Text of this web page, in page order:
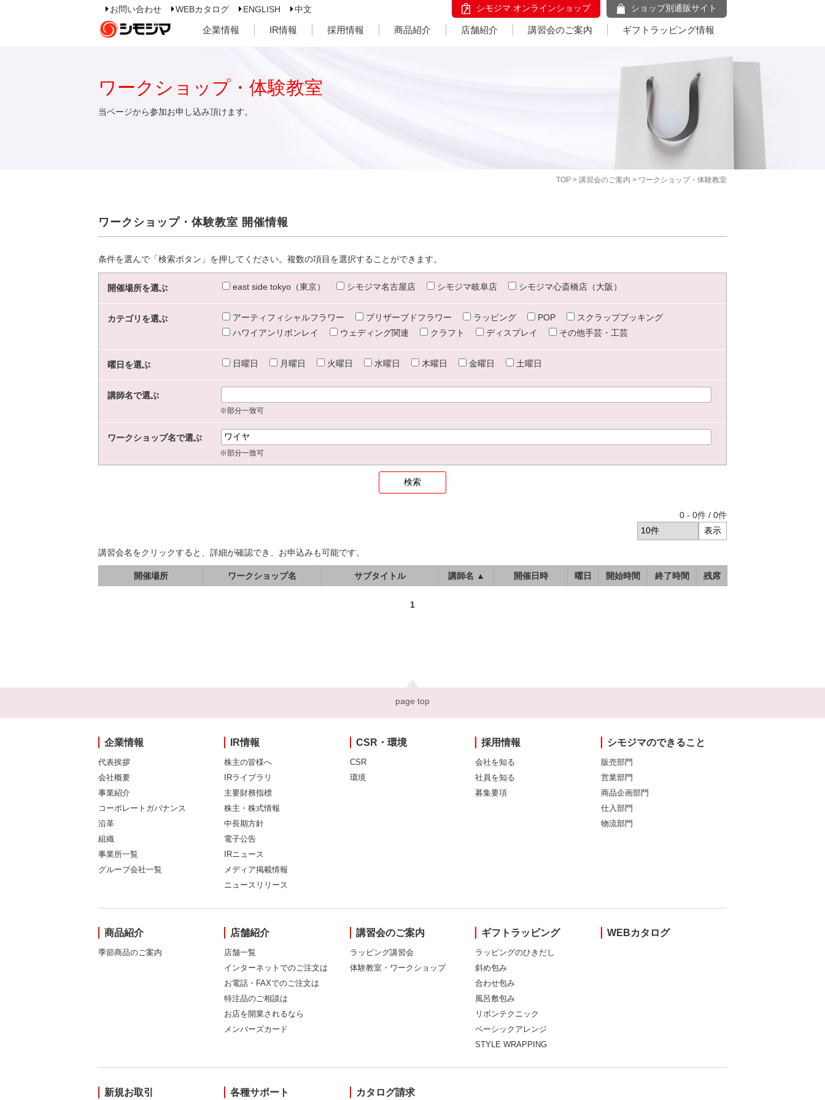
お問い合わせ WEBカタログ ENGLISH 中文 シモジマ オンラインショップ ショップ別通販サイト
企業情報 IR情報 採用情報 商品紹介 店舗紹介 講習会のご案内 ギフトラッピング情報
TOP > 講習会のご案内 > ワークショップ・体験教室
ワークショップ・体験教室
当ページから参加お申し込み頂けます。
ワークショップ・体験教室 開催情報
条件を選んで「検索ボタン」を押してください。複数の項目を選択することができます。
開催場所を選ぶ east side tokyo（東京） シモジマ名古屋店 シモジマ岐阜店 シモジマ心斎橋店（大阪）
カテゴリを選ぶ アーティフィシャルフラワー プリザーブドフラワー ラッピング POP
スクラップブッキング
ハワイアンリボンレイ
ウェディング関連 クラフト ディスプレイ その他手芸・工芸
曜日を選ぶ 日曜日 月曜日 火曜日 水曜日 木曜日 金曜日 土曜日
講師名で選ぶ
※部分一致可
ワークショップ名で選ぶ
※部分一致可
0 - 0件 / 0件
講習会名をクリックすると、詳細が確認でき、お申込みも可能です。
開催場所 ワークショップ名 サブタイトル 講師名 ▲ 開催日時 曜日 開始時間 終了時間 残席
1
page top
企業情報
代表挨拶
会社概要
事業紹介
コーポレートガバナンス
沿革
組織
事業所一覧
グループ会社一覧
IR情報
株主の皆様へ
IRライブラリ
主要財務指標
株主・株式情報
中長期方針
電子公告
IRニュース
メディア掲載情報
ニュースリリース
CSR・環境
CSR
環境
採用情報
会社を知る
社員を知る
募集要項
シモジマのできること
販売部門
営業部門
商品企画部門
仕入部門
物流部門
商品紹介
季節商品のご案内
店舗紹介
店舗一覧
インターネットでのご注文は
お電話・FAXでのご注文は
特注品のご相談は
お店を開業されるなら
メンバーズカード
講習会のご案内
ラッピング講習会
体験教室・ワークショップ
ギフトラッピング
ラッピングのひきだし
斜め包み
合わせ包み
風呂敷包み
リボンテクニック
ベーシックアレンジ
STYLE WRAPPING
WEBカタログ
新規お取引 各種サポート カタログ請求